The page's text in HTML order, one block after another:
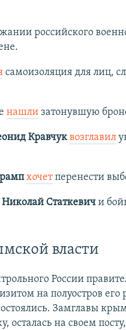
российского
самоизоляция для лиц,
нашлизатонувшую
Кравчук возглавил
хочетперенести
Статкевичи
власти
России
на полуостров его
Замглавы
осталась на своем